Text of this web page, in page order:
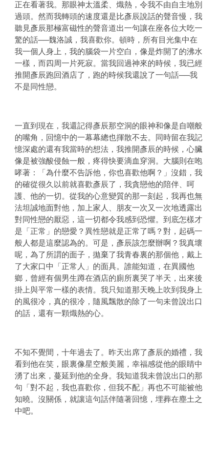
正在看著我。那眼神太溫柔、熾熱，令我不由自主地別
過頭。然而我轉頭的速度還是比彥辰說話的聲音慢，我
聽見彥辰那極富磁性的聲音道出一句讓在座各位大吃一
驚的話──魏洛誠，我喜歡你。頓時，所有目光集中在
我一個人身上，我的腦袋一片空白，像是炸開了的沸水
一樣，而四周一片死寂。當我回過神來的時候，我已經
推開彥辰跑回酒店了，跑的時候我還說了一句話──我
不是同性戀。
一直到現在，我還記得彥辰那空洞的眼神和像是自嘲般
的嘴角，回憶中的一幕幕總也揮散不去。同時留在我記
憶深處的還有我當時的想法，我推開彥辰的時候，心臟
像是被強酸侵蝕一般，疼得快要滴血穿洞。大腦則在咆
哮著：「為什麼不告訴他，你也喜歡他啊？」沒錯，我
的確從很久以前就喜歡彥辰了，我貪戀他的陪伴、呵
護、他的一切。從我的心意變質的那一刻起，我再也無
法坦誠地面對他，加上家人、朋友一次又一次地透露出
對同性戀的厭惡，這一切都令我感到恐懼。到底怎樣才
是「正常」的戀愛？異性戀就是正常了嗎？對，起碼一
般人都是這麼認為的。可是，彥辰該怎麼辦啊？我真壞
呢，為了所謂的面子，拋棄了我青春裏的那個他，戴上
了大家口中「正常人」的面具。誰能知道，在異國他
鄉，曾經有個男生蹲在酒店的廁所裏哭了半天，出來後
掛上與平常一樣的表情。我只知道那天晚上吹到我身上
的風很冷，真的很冷，隨風飄散的除了一句未曾說出口
的話，還有一顆熾熱的心。
不知不覺間，十年過去了。昨天出席了彥辰的婚禮，我
看到他在笑，眼裏像星空般美麗，幸福感從他的眼睛中
湧了出來，蔓延到他的全身。我知道我未曾說出口的那
句「對不起，我也喜歡你，但我不配」再也不可能被他
知曉。沒關係，就讓這句話伴隨著回憶，埋葬在塵土之
中吧。